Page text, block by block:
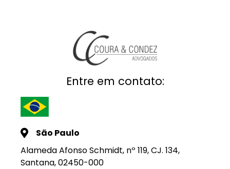
Entre em contato:
São Paulo
Alameda Afonso Schmidt, nº 119, CJ. 134,
Santana, 02450-000